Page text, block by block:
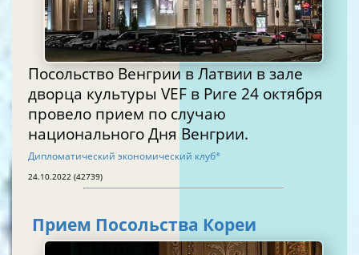
Посольство Венгрии в Латвии в зале
дворца культуры VEF в Риге 24 октября
провело прием по случаю
национального Дня Венгрии.
Дипломатический экономический клуб®
24.10.2022 (42739)
Прием Посольства Кореи